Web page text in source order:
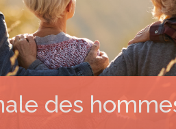
des